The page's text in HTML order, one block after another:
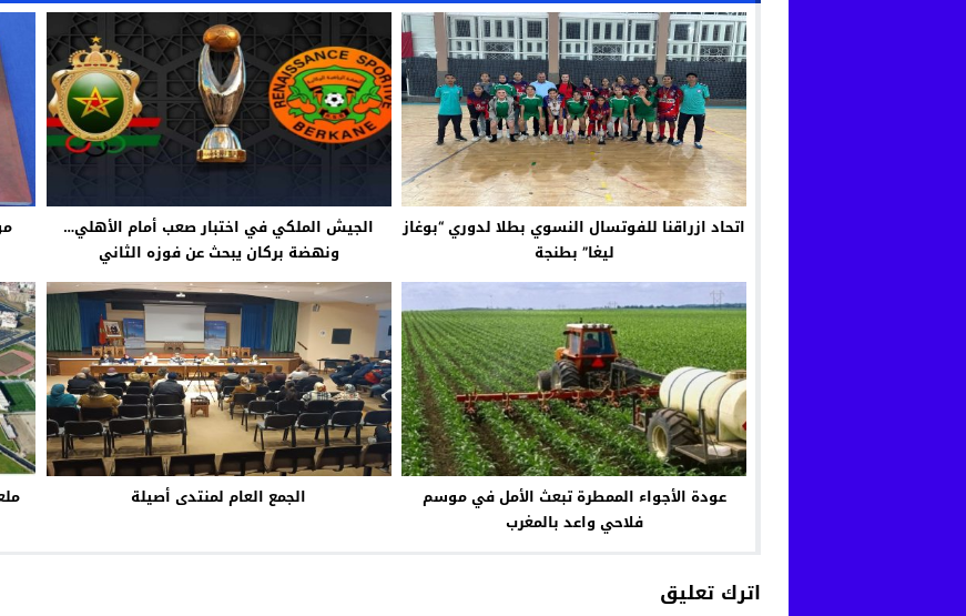
اتحاد ازراقنا للفوتسال النسوي بطلا لدوري “بوغاز
ليغا” بطنجة
الجيش الملكي في اختبار صعب أمام الأهلي…
ونهضة بركان يبحث عن فوزه الثاني
عودة الأجواء الممطرة تبعث الأمل في موسم
فلاحي واعد بالمغرب
الجمع العام لمنتدى أصيلة
اترك تعليق